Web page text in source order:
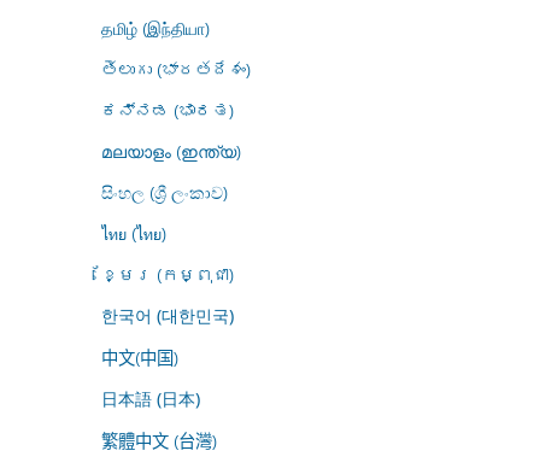
தமிழ் (இந்தியா)
తెలుగు (భారతదేశం)
ಕನ್ನಡ (ಭಾರತ)
മലയാളം (ഇന്ത്യ)
සිංහල (ශ්‍රී ලංකාව)
ไทย (ไทย)
ខ្មែរ (កម្ពុជា)
한국어 (대한민국)
中文(中国)
日本語 (日本)
繁體中文 (台灣)